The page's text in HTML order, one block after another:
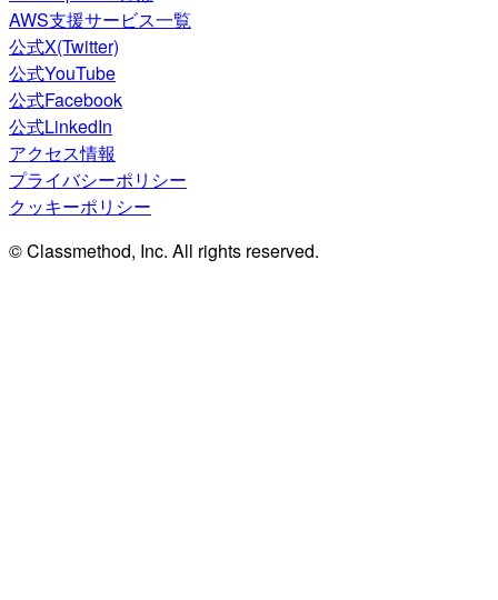
AWS支援サービス一覧
公式X(Twitter)
公式YouTube
公式Facebook
公式LinkedIn
アクセス情報
プライバシーポリシー
クッキーポリシー
© Classmethod, Inc. All rights reserved.